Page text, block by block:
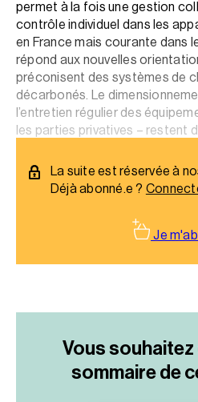
permet à la fois une gestion
contrôle individuel dans les
en France mais courante dans
répond aux nouvelles
préconisent des systèmes de
décarbonés. Le
l’entretien régulier des
les parties privatives – restent
La suite est réservée à
Déjà abonné.e ?
Je
Vous
sommairede